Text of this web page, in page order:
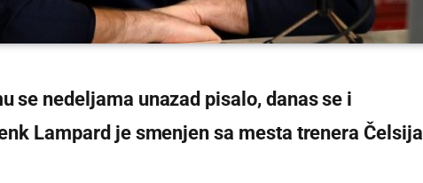
se nedeljama unazad pisalo, danas se i
Lampard je smenjen sa mesta trenera